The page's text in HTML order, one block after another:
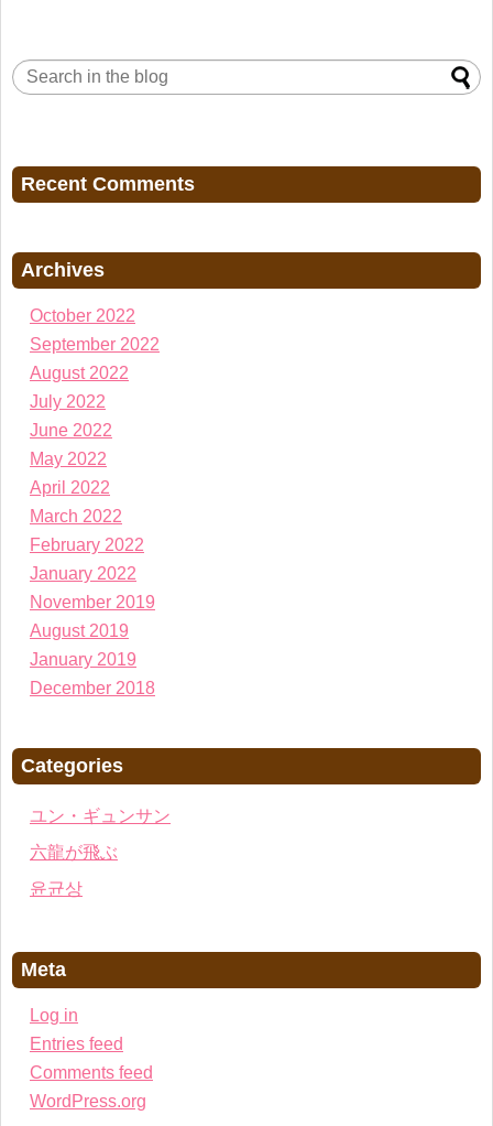
Recent Comments
Archives
October 2022
September 2022
August 2022
July 2022
June 2022
May 2022
April 2022
March 2022
February 2022
January 2022
November 2019
August 2019
January 2019
December 2018
Categories
ユン・ギュンサン
六龍が飛ぶ
윤균상
Meta
Log in
Entries feed
Comments feed
WordPress.org